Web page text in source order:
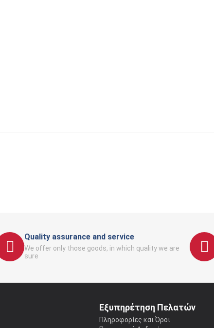
Quality assurance and service
We offer only those goods, in which quality we are
sure
Εξυπηρέτηση Πελατών
Πληροφορίες και Όροι